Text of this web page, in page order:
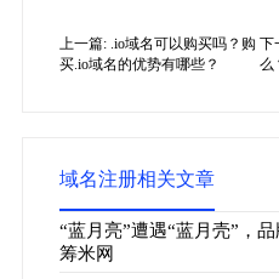
上一篇: .io域名可以购买吗？购
买.io域名的优势有哪些？
下
么
域名注册相关文章
“蓝月亮”遭遇“蓝月壳”，
筹米网